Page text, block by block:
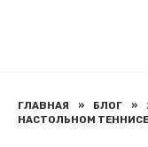
ГЛАВНАЯ » БЛОГ »
НАСТОЛЬНОМ ТЕННИСЕ